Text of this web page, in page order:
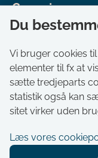
Genveje
Om kommunen
Aktuelt
Akut hjælp
Bestil tid i
Ledige stillinger
Selvbetjening
Du
Vi bruger cookies
elementer til fx at
sætte tredjeparts
statistik også kan
sitet virker uden
Læs vores